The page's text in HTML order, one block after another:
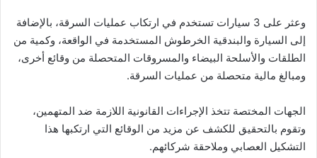
وعثر على 3 سيارات تستخدم في ارتكاب عمليات السرقة، بالإضافة
إلى السيارة والبندقية الخرطوش المستخدمة في الواقعة، وكمية من
الطلقات والأسلحة البيضاء والمسروقات المتحصلة من وقائع أخرى،
ومبالغ مالية متحصلة من عمليات السرقة.
الجهات المختصة تتخذ الإجراءات القانونية اللازمة ضد المتهمين،
وتقوم بالتحقيق للكشف عن مزيد من الوقائع التي ارتكبها هذا
التشكيل العصابي وملاحقة شركائهم.